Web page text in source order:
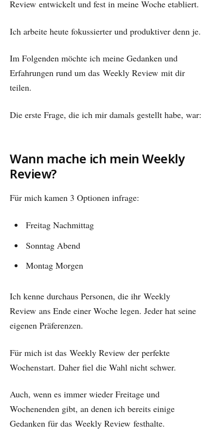
Review entwickelt und fest in meine Woche etabliert.
Ich arbeite heute fokussierter und produktiver denn je.
Im Folgenden möchte ich meine Gedanken und
Erfahrungen rund um das Weekly Review mit dir
teilen.
Die erste Frage, die ich mir damals gestellt habe, war:
Wann mache ich mein Weekly
Review?
Für mich kamen 3 Optionen infrage:
Freitag Nachmittag
Sonntag Abend
Montag Morgen
Ich kenne durchaus Personen, die ihr Weekly
Review ans Ende einer Woche legen. Jeder hat seine
eigenen Präferenzen.
Für mich ist das Weekly Review der perfekte
Wochenstart. Daher fiel die Wahl nicht schwer.
Auch, wenn es immer wieder Freitage und
Wochenenden gibt, an denen ich bereits einige
Gedanken für das Weekly Review festhalte.